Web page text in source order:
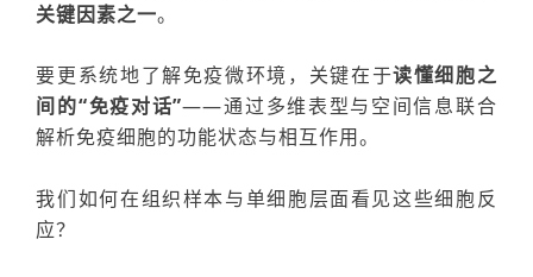
关键因素之一。
要更系统地了解免疫微环境， 关键在于读懂细胞之
间的“免疫对话”——通过多维表型与空间信息联合
解析免疫细胞的功能状态与相互作用。
我们如何在组织样本与单细胞层面看见这些细胞反
应？